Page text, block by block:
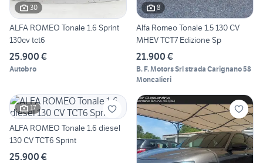
30
ALFA ROMEO Tonale 1.6 Sprint
130cv tct6
25.900 €
Autobro
8
Alfa Romeo Tonale 1.5 130 CV
MHEV TCT7 Edizione Sp
21.900 €
B. F. Motors Srl strada Carignano 58
Moncalieri
17
ALFA ROMEO Tonale 1.6 diesel
130 CV TCT6 Sprint
25.900 €